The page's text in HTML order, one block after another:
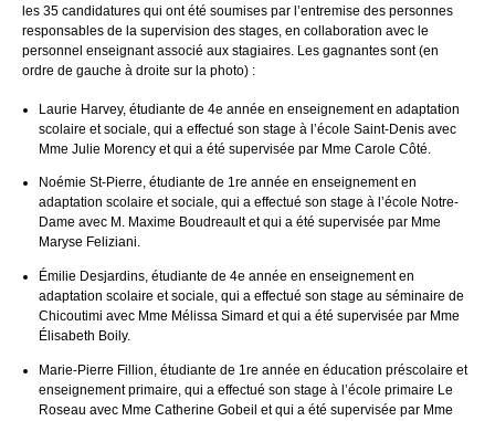
les 35 candidatures qui ont été soumises par l’entremise des personnes
responsables de la supervision des stages, en collaboration avec le
personnel enseignant associé aux stagiaires. Les gagnantes sont (en
ordre de gauche à droite sur la photo) :
Laurie Harvey, étudiante de 4e année en enseignement en adaptation
scolaire et sociale, qui a effectué son stage à l’école Saint-Denis avec
Mme Julie Morency et qui a été supervisée par Mme Carole Côté.
Noémie St-Pierre, étudiante de 1re année en enseignement en
adaptation scolaire et sociale, qui a effectué son stage à l’école Notre-
Dame avec M. Maxime Boudreault et qui a été supervisée par Mme
Maryse Feliziani.
Émilie Desjardins, étudiante de 4e année en enseignement en
adaptation scolaire et sociale, qui a effectué son stage au séminaire de
Chicoutimi avec Mme Mélissa Simard et qui a été supervisée par Mme
Élisabeth Boily.
Marie-Pierre Fillion, étudiante de 1re année en éducation préscolaire et
enseignement primaire, qui a effectué son stage à l’école primaire Le
Roseau avec Mme Catherine Gobeil et qui a été supervisée par Mme